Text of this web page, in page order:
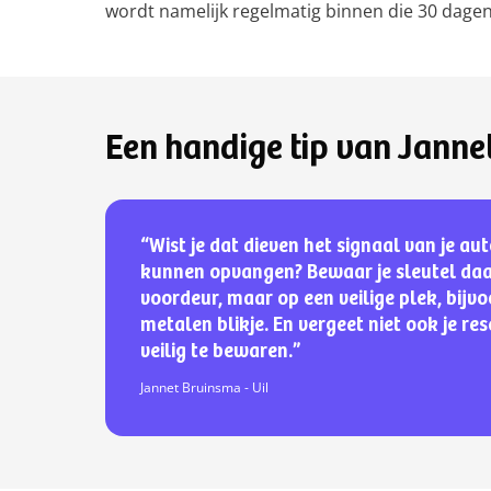
wordt namelijk regelmatig binnen die 30
Een handige tip van
“Wist je dat dieven het signaal van je
kunnen opvangen? Bewaar je sleutel
voordeur, maar op een veilige plek,
metalen blikje. En vergeet niet ook je
veilig te bewaren.”
Jannet Bruinsma - Uil